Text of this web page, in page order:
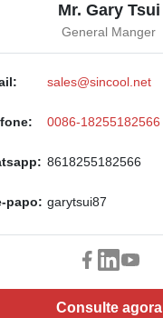
Mr. Gary Tsui
General Manger
sales@sincool.net
0086-18255182566
8618255182566
papo: garytsui87
Consulte agora